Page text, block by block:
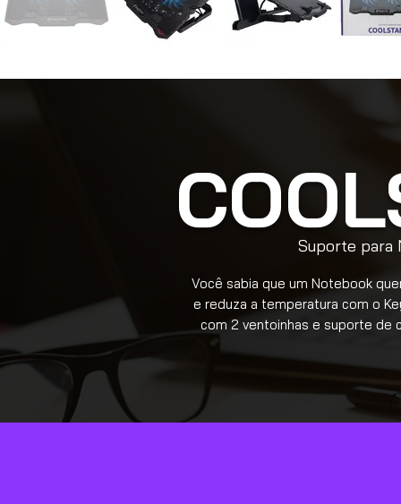
Você sabia que um Notebook
e reduza a temperatura com o
com 2 ventoinhas e suporte de
Suporte para